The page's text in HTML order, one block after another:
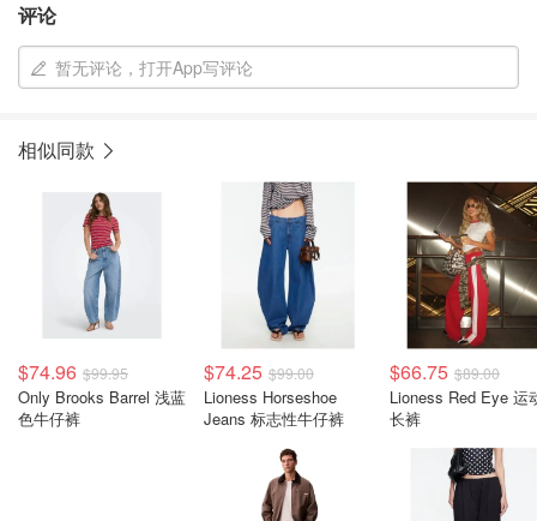
评论
暂无评论，打开App写评论
相似同款
$74.96 $99.95
Only Brooks Barrel 浅蓝
色牛仔裤
$74.25 $99.00
Lioness Horseshoe
Jeans 标志性牛仔裤
$66.75 $89.00
Lioness Red Eye 运
长裤